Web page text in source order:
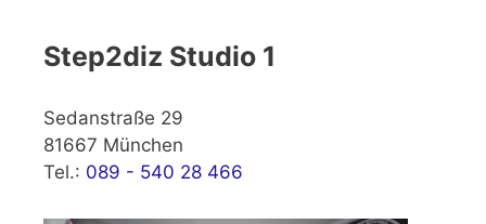
Step2diz Studio 1
Sedanstraße 29
81667 München
Tel.: 089 - 540 28 466